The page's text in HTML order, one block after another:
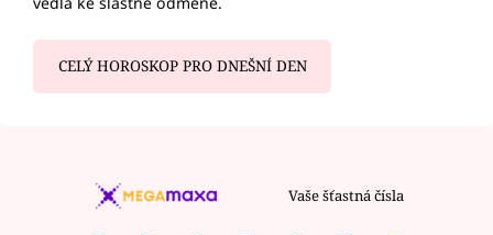
CELÝ HOROSKOP PRO DNEŠNÍ DEN
Vaše šťastná čísla